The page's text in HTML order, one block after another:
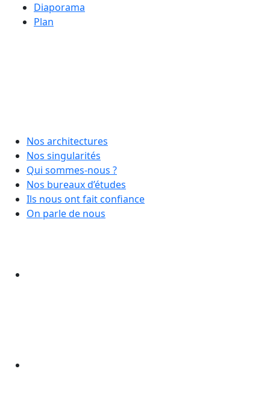
Diaporama
Plan
Nos architectures
Nos singularités
Qui sommes-nous ?
Nos bureaux d’études
Ils nous ont fait confiance
On parle de nous